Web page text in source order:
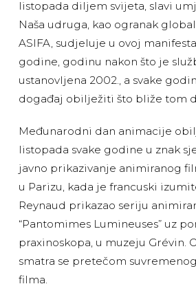
listopada diljem svijeta, slavi
Naša udruga, kao ogranak
ASIFA, sudjeluje u ovoj
godine, godinu nakon što je
ustanovljena 2002., a svake
događaj obilježiti što bliže tom
Međunarodni dan animacije
listopada svake godine u znak
javno prikazivanje animiranog
u Parizu, kada je francuski
Reynaud prikazao seriju
“Pantomimes Lumineuses” uz
praxinoskopa, u muzeju Grévin.
smatra se pretečom
filma.